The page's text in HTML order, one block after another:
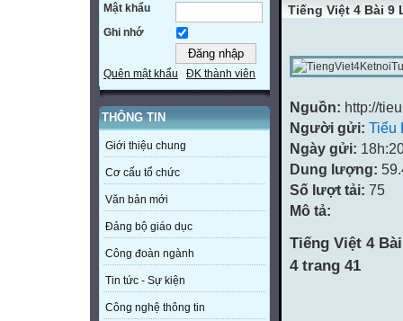
Mật khẩu
Ghi nhớ
Quên mật khẩu ĐK thành viên
THÔNG TIN
Giới thiệu chung
Cơ cấu tổ chức
Văn bản mới
Đảng bộ giáo dục
Công đoàn ngành
Tin tức - Sự kiện
Công nghệ thông tin
Tiếng Việt 4 Bài
Nguồn: http://
Người gửi: Tiểu
Ngày gửi:
Dung lượng:
Số lượt tải: 75
Mô tả:
Tiếng Việt 4
4 trang 41